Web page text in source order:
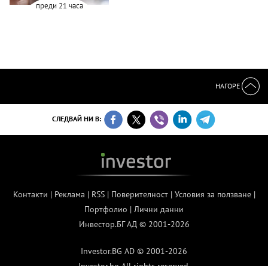
преди 21 часа
НАГОРЕ
СЛЕДВАЙ НИ В:
Контакти | Реклама | RSS| Поверителност| Условия за ползване|
Портфолио | Лични данни
Инвестор.БГ АД © 2001-2026
Investor.BG AD © 2001-2026